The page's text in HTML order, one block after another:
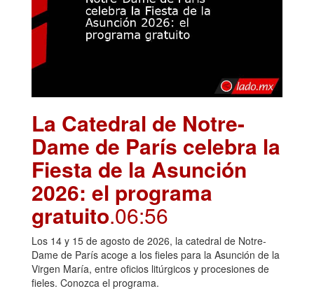
La Catedral de Notre-
Dame de París celebra la
Fiesta de la Asunción
2026: el programa
gratuito.06:56
Los 14 y 15 de agosto de 2026, la catedral de Notre-
Dame de París acoge a los fieles para la Asunción de la
Virgen María, entre oficios litúrgicos y procesiones de
fieles. Conozca el programa.